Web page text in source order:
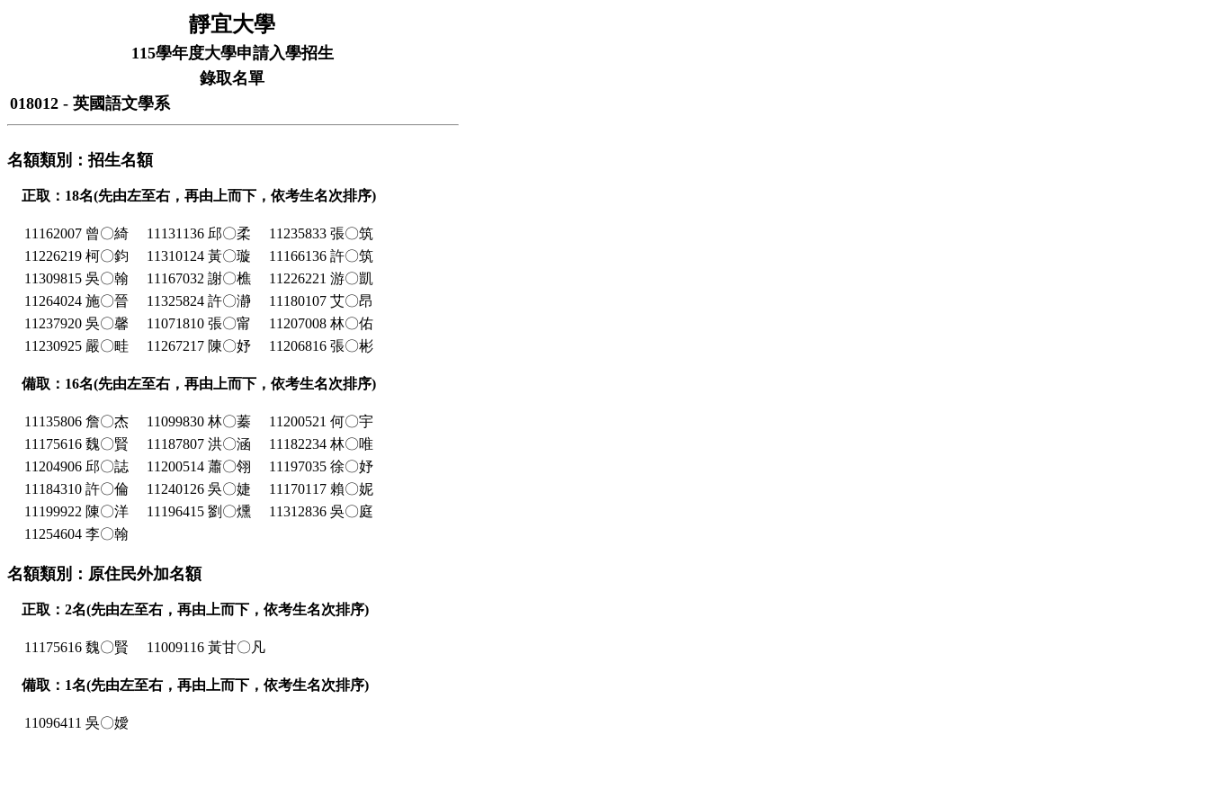
靜宜大學
115學年度大學申請入學招生
錄取名單
018012 - 英國語文學系
名額類別：招生名額
正取：18名(先由左至右，再由上而下，依考生名次排序)
11162007 曾〇綺 11131136 邱〇柔
11235833 張〇筑
11226219 柯〇鈞
11310124 黃〇璇
11166136 許〇筑
11309815 吳〇翰
11167032 謝〇樵
11226221 游〇凱
11264024 施〇晉
11325824 許〇瀞
11180107 艾〇昂
11237920 吳〇馨
11071810 張〇甯
11207008 林〇佑
11230925 嚴〇畦
11267217 陳〇妤 11206816 張〇彬
備取：16名(先由左至右，再由上而下，依考生名次排序)
11135806 詹〇杰 11099830 林〇蓁
11200521 何〇宇
11175616 魏〇賢
11187807 洪〇涵
11182234 林〇唯
11204906 邱〇誌
11200514 蕭〇翎
11197035 徐〇妤
11184310 許〇倫
11240126 吳〇婕
11170117 賴〇妮
11199922 陳〇洋
11196415 劉〇燻
11312836 吳〇庭
11254604 李〇翰
名額類別：原住民外加名額
正取：2名(先由左至右，再由上而下，依考生名次排序)
11175616 魏〇賢 11009116 黃甘〇凡
備取：1名(先由左至右，再由上而下，依考生名次排序)
11096411 吳〇嬡